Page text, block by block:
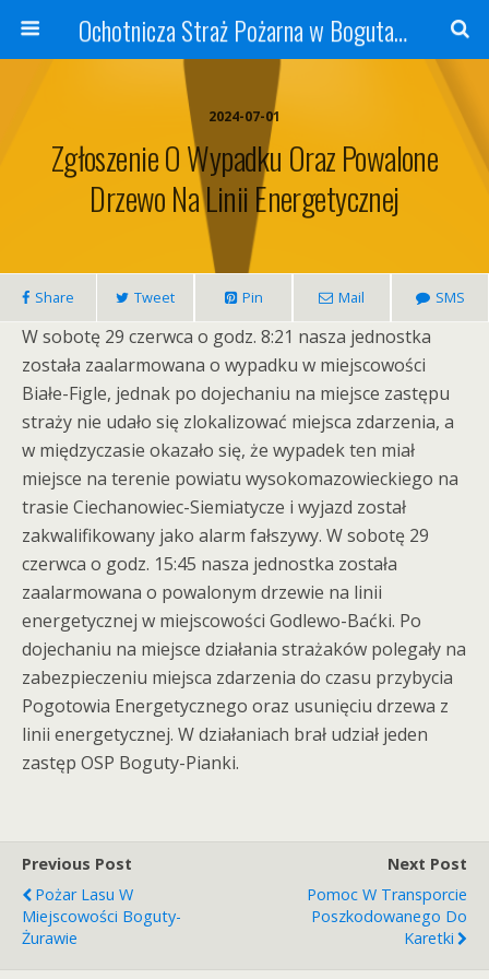
Ochotnicza Straż Pożarna w Bogutach-Piankach
2024-07-01
Zgłoszenie O Wypadku Oraz Powalone
Drzewo Na Linii Energetycznej
Share Tweet Pin Mail SMS
W sobotę 29 czerwca o godz. 8:21 nasza jednostka
została zaalarmowana o wypadku w miejscowości
Białe-Figle, jednak po dojechaniu na miejsce zastępu
straży nie udało się zlokalizować miejsca zdarzenia, a
w międzyczasie okazało się, że wypadek ten miał
miejsce na terenie powiatu wysokomazowieckiego na
trasie Ciechanowiec-Siemiatycze i wyjazd został
zakwalifikowany jako alarm fałszywy. W sobotę 29
czerwca o godz. 15:45 nasza jednostka została
zaalarmowana o powalonym drzewie na linii
energetycznej w miejscowości Godlewo-Baćki. Po
dojechaniu na miejsce działania strażaków polegały na
zabezpieczeniu miejsca zdarzenia do czasu przybycia
Pogotowia Energetycznego oraz usunięciu drzewa z
linii energetycznej. W działaniach brał udział jeden
zastęp OSP Boguty-Pianki.
Previous Post
Pożar Lasu W
Miejscowości Boguty-
Żurawie
Next Post
Pomoc W Transporcie
Poszkodowanego Do
Karetki